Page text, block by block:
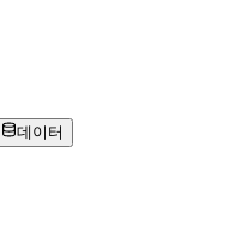
데이터